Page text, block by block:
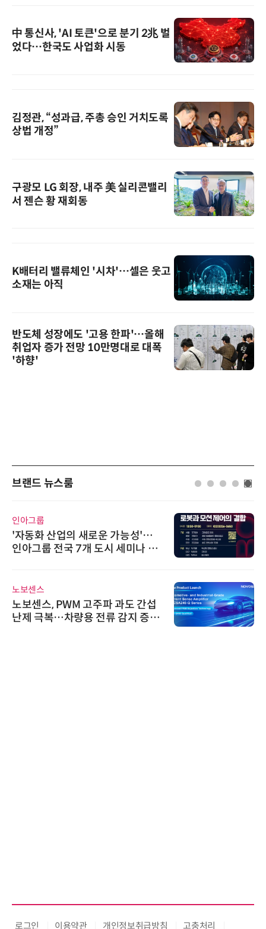
中 통신사, 'AI 토큰'으로 분기 2兆 벌
었다…한국도 사업화 시동
김정관, “성과급, 주총 승인 거치도록
상법 개정”
구광모 LG 회장, 내주 美 실리콘밸리
서 젠슨 황 재회동
K배터리 밸류체인 '시차'…셀은 웃고
소재는 아직
반도체 성장에도 '고용 한파'…올해
취업자 증가 전망 10만명대로 대폭
'하향'
브랜드 뉴스룸
인아그룹
'자동화 산업의 새로운 가능성'…
인아그룹 전국 7개 도시 세미나 페
노보센스
노보센스, PWM 고주파 과도 간섭
난제 극복…차량용 전류 감지 증폭
로그인 이용약관 개인정보취급방침 고충처리